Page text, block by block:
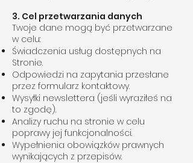
3. Cel przetwarzania danych
Twoje dane mogą być przetwarzane
w celu:
Świadczenia usług dostępnych na
Stronie.
Odpowiedzi na zapytania przesłane
przez formularz kontaktowy.
Wysyłki newslettera (jeśli wyraziłeś na
to zgodę).
Analizy ruchu na stronie w celu
poprawy jej funkcjonalności.
Wypełnienia obowiązków prawnych
wynikających z przepisów.